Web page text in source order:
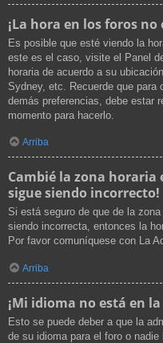
¡La hora en los foros no
Es posible que esté viendo la
este es el caso, visite el Panel
horaria de acuerdo a su
Sydney, etc. Recuerde que para
demás preferencias, debe estar
momento para hacerlo.
Arriba
Cambié la zona horaria
sigue siendo incorrecto!
Si está seguro de que de la
siendo incorrecta, entonces la
Por favor comuníquese con La
Arriba
¡Mi idioma no está en
Esto se puede deber a que la
de su idioma para el foro o